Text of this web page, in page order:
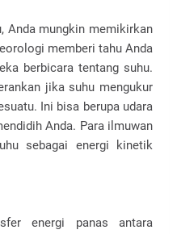
Anda mungkin memikirkan
memberi tahu Anda
berbicara tentang suhu.
jika suhu mengukur
Ini bisa berupa udara
Anda. Para ilmuwan
sebagai energi kinetik
energi panas antara